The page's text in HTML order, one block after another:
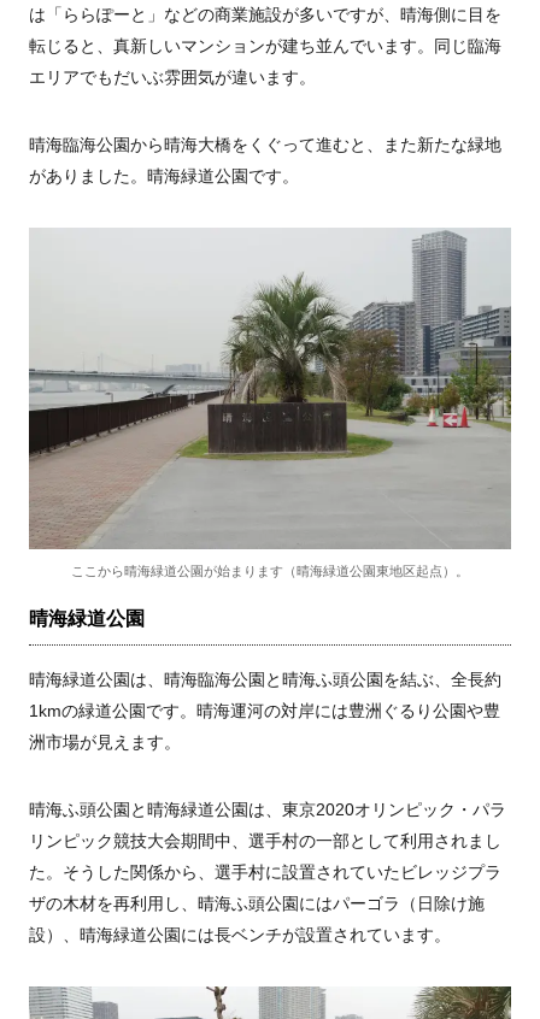
は「ららぽーと」などの商業施設が多いですが、晴海側に目を
転じると、真新しいマンションが建ち並んでいます。同じ臨海
エリアでもだいぶ雰囲気が違います。
晴海臨海公園から晴海大橋をくぐって進むと、また新たな緑地
がありました。晴海緑道公園です。
ここから晴海緑道公園が始まります（晴海緑道公園東地区起点）。
晴海緑道公園
晴海緑道公園は、晴海臨海公園と晴海ふ頭公園を結ぶ、全長約
1kmの緑道公園です。晴海運河の対岸には豊洲ぐるり公園や豊
洲市場が見えます。
晴海ふ頭公園と晴海緑道公園は、東京2020オリンピック・パラ
リンピック競技大会期間中、選手村の一部として利用されまし
た。そうした関係から、選手村に設置されていたビレッジプラ
ザの木材を再利用し、晴海ふ頭公園にはパーゴラ（日除け施
設）、晴海緑道公園には長ベンチが設置されています。